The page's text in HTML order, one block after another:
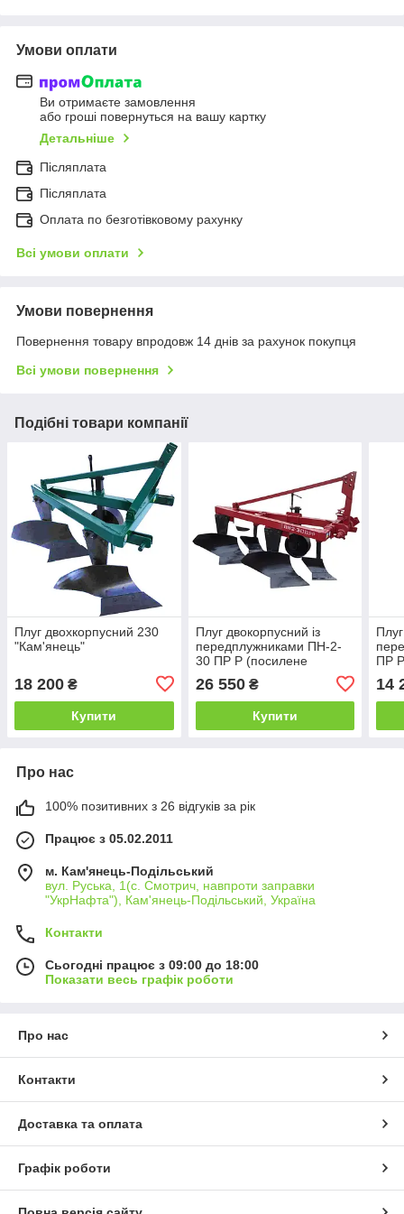
Умови оплати
Ви отримаєте замовлення
або гроші повернуться на вашу картку
Детальніше
Післяплата
Післяплата
Оплата по безготівковому рахунку
Всі умови оплати
Умови повернення
Повернення товару впродовж 14 днів за рахунок покупця
Всі умови повернення
Подібні товари компанії
Плуг двохкорпусний 230
"Кам'янець"
18 200 ₴
Купити
Плуг двокорпусний із
передплужниками ПН-2-
30 ПР Р (посилене
26 550₴
Купити
ПР
14
Про нас
100% позитивних з 26 відгуків за рік
Працює з 05.02.2011
м. Кам'янець-Подільський
вул. Руська, 1(с. Смотрич, навпроти заправки
"УкрНафта"), Кам'янець-Подільський, Україна
Контакти
Сьогодні працює з 09:00 до 18:00
Показати весь графік роботи
Про нас
Контакти
Доставка та оплата
Графік роботи